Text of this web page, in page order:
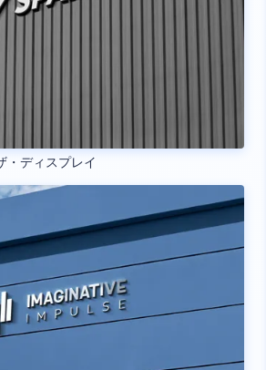
・ディスプレイ